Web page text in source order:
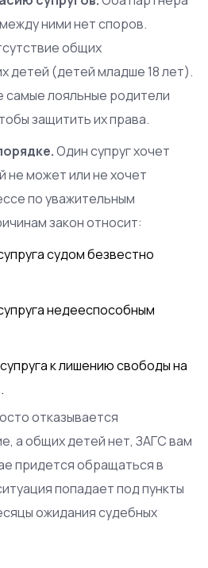
ними нет споров.
общих
детей (детей младше 18 лет).
самые лояльные родители
защитить их права.
Один супруг хочет
не может или не хочет
по уважительным
закон относит:
судом безвестно
недееспособным
к лишению свободы на
отказывается
а общих детей нет, ЗАГС вам
придется обращаться в
попадает под пункты
ожидания судебных